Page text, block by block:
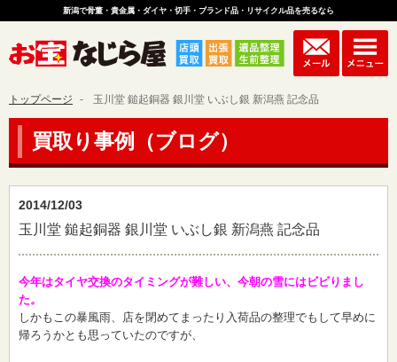
新潟で骨董・貴金属・ダイヤ・切手・ブランド品・リサイクル品を売るなら
トップページ 玉川堂 鎚起銅器 銀川堂 いぶし銀 新潟燕 記念品
買取り事例（ブログ）
2014/12/03
玉川堂 鎚起銅器 銀川堂 いぶし銀 新潟燕 記念品
今年はタイヤ交換のタイミングが難しい、今朝の雪にはビビりまし
た。
しかもこの暴風雨、店を閉めてまったり入荷品の整理でもして早めに
帰ろうかとも思っていたのですが、